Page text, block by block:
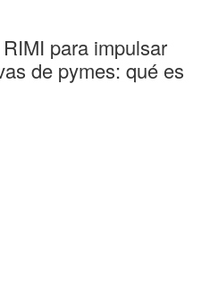
para impulsar
de pymes: qué es